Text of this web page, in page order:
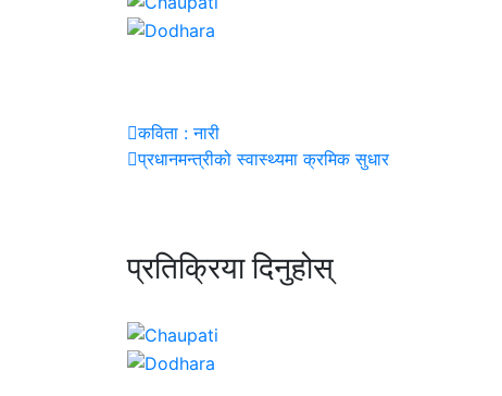
कविता : नारी
प्रधानमन्त्रीको स्वास्थ्यमा क्रमिक सुधार
प्रतिक्रिया दिनुहोस्